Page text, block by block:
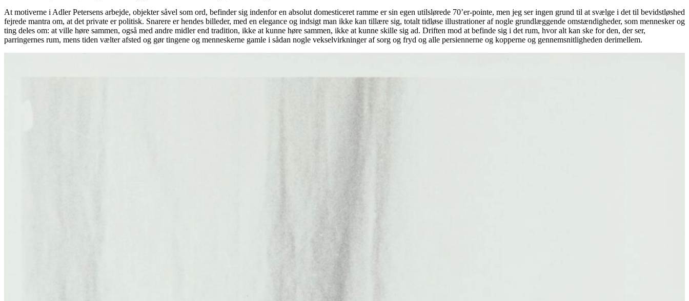
At motiverne i Adler Petersens arbejde, objekter såvel som ord, befinder sig indenfor en absolut domesticeret ramme er sin egen utilslørede 70’er-pointe, men jeg ser ingen grund til at svælge i det til bevidstløshed
fejrede mantra om, at det private er politisk. Snarere er hendes billeder, med en elegance og indsigt man ikke kan tillære sig, totalt tidløse illustrationer af nogle grundlæggende omstændigheder, som mennesker og
ting deles om: at ville høre sammen, også med andre midler end tradition, ikke at kunne høre sammen, ikke at kunne skille sig ad. Driften mod at befinde sig i det rum, hvor alt kan ske for den, der ser,
parringernes rum, mens tiden vælter afsted og gør tingene og menneskerne gamle i sådan nogle vekselvirkninger af sorg og fryd og alle persiennerne og kopperne og gennemsnitligheden derimellem.